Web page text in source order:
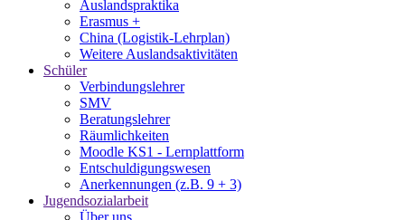
Auslandspraktika
Erasmus +
China (Logistik-Lehrplan)
Weitere Auslandsaktivitäten
Schüler
Verbindungslehrer
SMV
Beratungslehrer
Räumlichkeiten
Moodle KS1 - Lernplattform
Entschuldigungswesen
Anerkennungen (z.B. 9 + 3)
Jugendsozialarbeit
Über uns